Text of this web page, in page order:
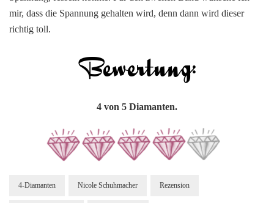
mir, dass die Spannung gehalten wird, denn dann wird dieser
richtig toll.
4 von 5 Diamanten.
4-Diamanten Nicole Schuhmacher Rezension